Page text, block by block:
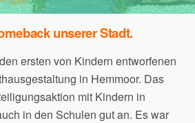
unserer Stadt.
ersten von Kindern entworfenen
in Hemmoor. Das
mit Kindern in
in den Schulen gut an. Es war